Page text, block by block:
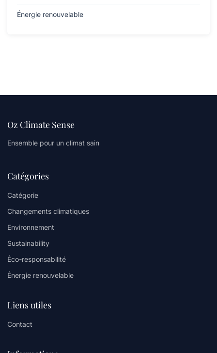
Énergie renouvelable
Oz Climate Sense
Ensemble pour un climat sain
Catégories
Catégorie
Changements climatiques
Environnement
Sustainability
Éco-responsabilité
Énergie renouvelable
Liens utiles
Contact